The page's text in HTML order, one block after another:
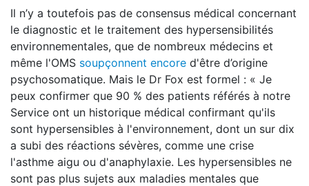
Il n’y a toutefois pas de consensus médical concernant
le diagnostic et le traitement des hypersensibilités
environnementales, que de nombreux médecins et
même l'OMS soupçonnent encore d'être d’origine
psychosomatique. Mais le Dr Fox est formel : « Je
peux confirmer que 90 % des patients référés à notre
Service ont un historique médical confirmant qu'ils
sont hypersensibles à l'environnement, dont un sur dix
a subi des réactions sévères, comme une crise
l'asthme aigu ou d'anaphylaxie. Les hypersensibles ne
sont pas plus sujets aux maladies mentales que